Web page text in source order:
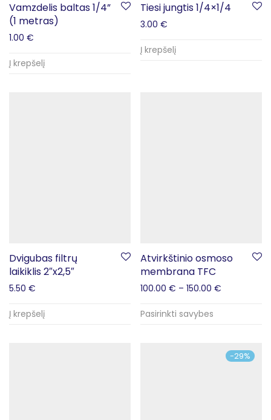
Vamzdelis baltas 1/4”
(1 metras)
1.00 €
Į krepšelį
Tiesi jungtis 1/4×1/4
3.00 €
Į krepšelį
Dvigubas filtrų
laikiklis 2″x2,5″
5.50 €
Į krepšelį
Atvirkštinio osmoso
membrana TFC
100.00 € – 150.00 €
Pasirinkti savybes
-29%